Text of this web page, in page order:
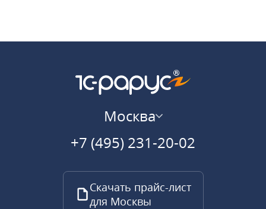
Москва
+7 (495) 231-20-02
Скачать прайс-лист
для Москвы